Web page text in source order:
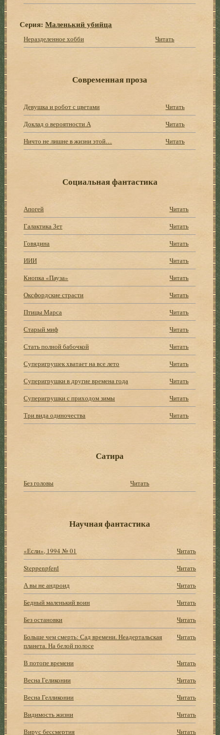
Серия:Маленький убийца
Неразделенное хобби Читать
Современная проза
Девушка и робот с цветами
Читать
Доклад о вероятности А
Читать
Ничто не лишне в жизни этой…
Читать
Социальная фантастика
Апогей
Читать
Галактика Зет
Читать
Говядина
Читать
ИИИ
Читать
Кнопка «Пауза»
Читать
Оксфордские страсти
Читать
Птицы Марса
Читать
Старый миф
Читать
Стать полной бабочкой
Читать
Суперигрушек хватает на все лето
Читать
Суперигрушки в другие времена года
Читать
Суперигрушки с приходом зимы
Читать
Три вида одиночества
Читать
Сатира
Без головы Читать
Научная фантастика
«Если», 1994 № 01
Читать
Steppenpferd
Читать
А вы не андроид
Читать
Бедный маленький воин
Читать
Без остановки
Читать
Больше чем смерть: Сад времени. Неадертальская
планета. На белой полосе
Читать
В потопе времени
Читать
Весна Геликонии
Читать
Весна Гелликонии
Читать
Видимость жизни
Читать
Вирус бессмертия
Читать